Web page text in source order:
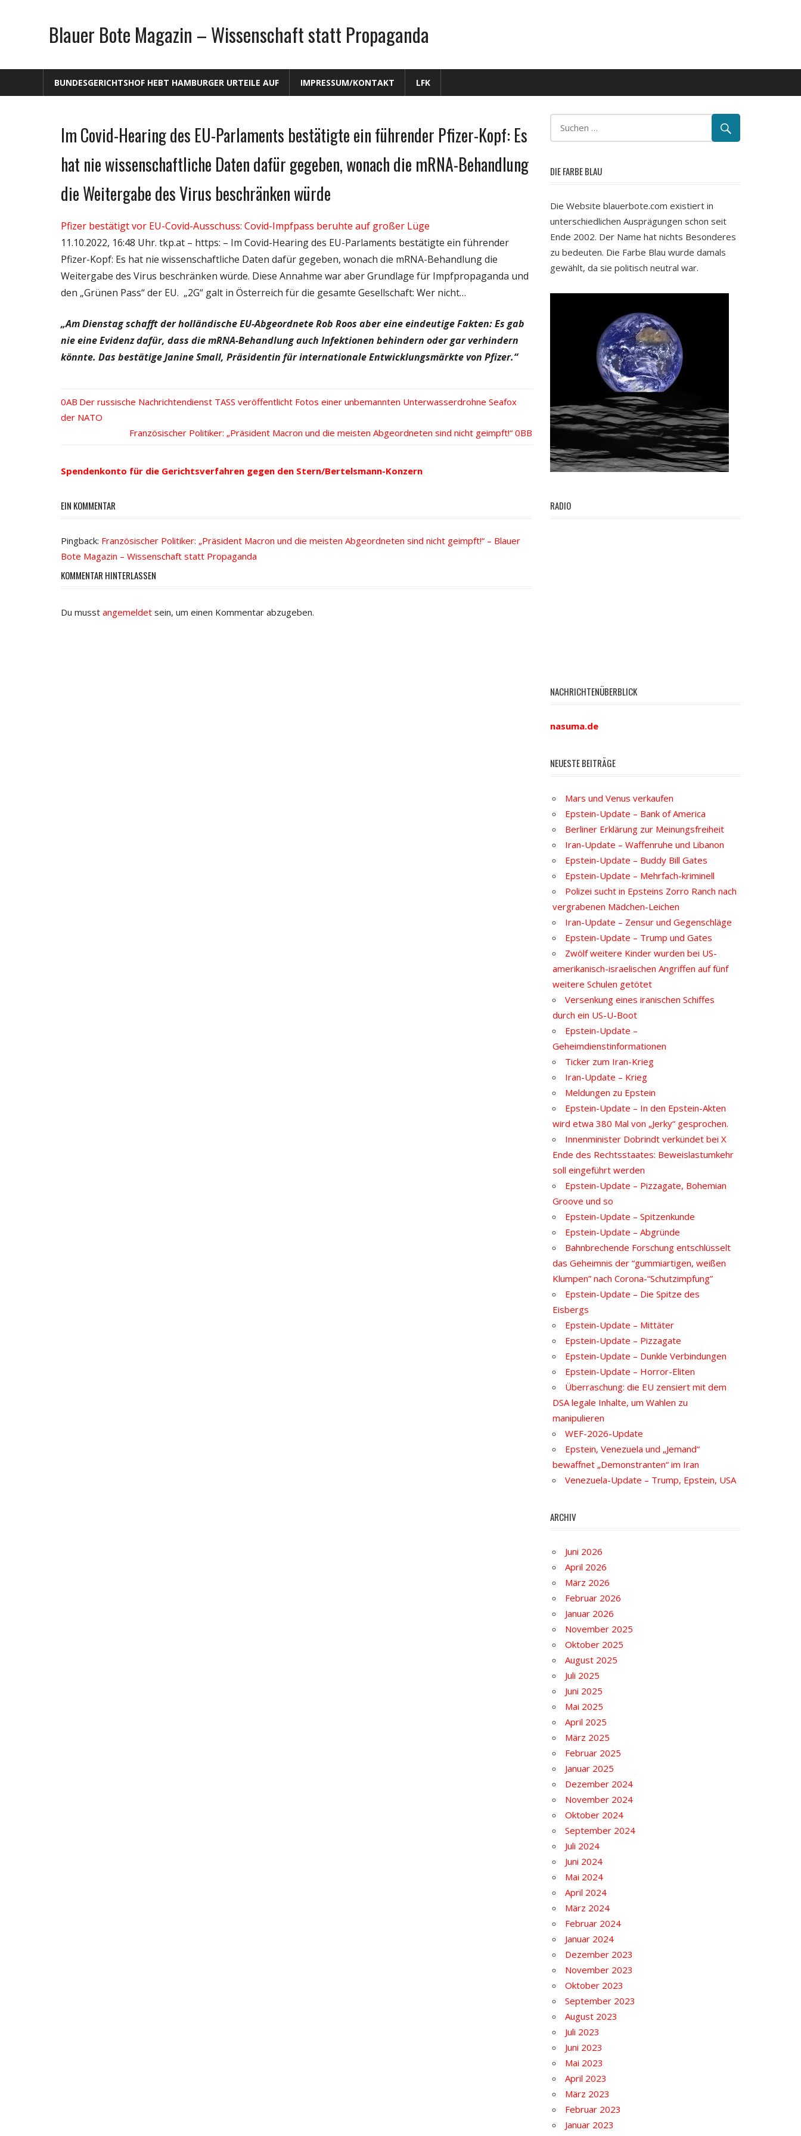
Blauer Bote Magazin – Wissenschaft statt Propaganda
BUNDESGERICHTSHOF HEBT HAMBURGER URTEILE AUF IMPRESSUM/KONTAKT LFK
Gesellschaft
Politik
Wirtschaft
Im Covid-Hearing des EU-Parlaments bestätigte ein führender Pfizer-Kopf: Es
hat nie wissenschaftliche Daten dafür gegeben, wonach die mRNA-Behandlung
die Weitergabe des Virus beschränken würde
Pfizer bestätigt vor EU-Covid-Ausschuss: Covid-Impfpass beruhte auf großer Lüge
11.10.2022, 16:48 Uhr. tkp.at – https: – Im Covid-Hearing des EU-Parlaments bestätigte ein führender
Pfizer-Kopf: Es hat nie wissenschaftliche Daten dafür gegeben, wonach die mRNA-Behandlung die
Weitergabe des Virus beschränken würde. Diese Annahme war aber Grundlage für Impfpropaganda und
den „Grünen Pass“ der EU. „2G“ galt in Österreich für die gesamte Gesellschaft: Wer nicht…
„Am Dienstag schafft der holländische EU-Abgeordnete Rob Roos aber eine eindeutige Fakten: Es gab
nie eine Evidenz dafür, dass die mRNA-Behandlung auch Infektionen behindern oder gar verhindern
könnte. Das bestätige Janine Small, Präsidentin für internationale Entwicklungsmärkte von Pfizer.“
Beitrags-
Navigation
Vorheriger
Beitrag:
Der russische Nachrichtendienst TASS veröffentlicht Fotos einer unbemannten Unterwasserdrohne Seafox
der NATO
Nächster
Französischer Politiker: „Präsident Macron und die meisten Abgeordneten sind nicht geimpft!“
Spendenkonto für die Gerichtsverfahren gegen den Stern/Bertelsmann-Konzern
EIN KOMMENTAR
Pingback: Französischer Politiker: „Präsident Macron und die meisten Abgeordneten sind nicht geimpft!“ – Blauer
Bote Magazin – Wissenschaft statt Propaganda
KOMMENTAR HINTERLASSEN
Du musst angemeldet sein, um einen Kommentar abzugeben.
DIE FARBE BLAU
Die Website blauerbote.com existiert in
unterschiedlichen Ausprägungen schon seit
Ende 2002. Der Name hat nichts Besonderes
zu bedeuten. Die Farbe Blau wurde damals
gewählt, da sie politisch neutral war.
RADIO
NACHRICHTENÜBERBLICK
nasuma.de
NEUESTE BEITRÄGE
Mars und Venus verkaufen
Epstein-Update – Bank of America
Berliner Erklärung zur Meinungsfreiheit
Iran-Update – Waffenruhe und Libanon
Epstein-Update – Buddy Bill Gates
Epstein-Update – Mehrfach-kriminell
Polizei sucht in Epsteins Zorro Ranch nach
vergrabenen Mädchen-Leichen
Iran-Update – Zensur und Gegenschläge
Epstein-Update – Trump und Gates
Zwölf weitere Kinder wurden bei US-
amerikanisch-israelischen Angriffen auf fünf
weitere Schulen getötet
Versenkung eines iranischen Schiffes
durch ein US-U-Boot
Epstein-Update –
Geheimdienstinformationen
Ticker zum Iran-Krieg
Iran-Update – Krieg
Meldungen zu Epstein
Epstein-Update – In den Epstein-Akten
wird etwa 380 Mal von „Jerky“ gesprochen.
Innenminister Dobrindt verkündet bei X
Ende des Rechtsstaates: Beweislastumkehr
soll eingeführt werden
Epstein-Update – Pizzagate, Bohemian
Groove und so
Epstein-Update – Spitzenkunde
Epstein-Update – Abgründe
Bahnbrechende Forschung entschlüsselt
das Geheimnis der “gummiartigen, weißen
Klumpen” nach Corona-“Schutzimpfung”
Epstein-Update – Die Spitze des
Eisbergs
Epstein-Update – Mittäter
Epstein-Update – Pizzagate
Epstein-Update – Dunkle Verbindungen
Epstein-Update – Horror-Eliten
Überraschung: die EU zensiert mit dem
DSA legale Inhalte, um Wahlen zu
manipulieren
WEF-2026-Update
Epstein, Venezuela und „Jemand“
bewaffnet „Demonstranten“ im Iran
Venezuela-Update – Trump, Epstein, USA
ARCHIV
Juni 2026
April 2026
März 2026
Februar 2026
Januar 2026
November 2025
Oktober 2025
August 2025
Juli 2025
Juni 2025
Mai 2025
April 2025
März 2025
Februar 2025
Januar 2025
Dezember 2024
November 2024
Oktober 2024
September 2024
Juli 2024
Juni 2024
Mai 2024
April 2024
März 2024
Februar 2024
Januar 2024
Dezember 2023
November 2023
Oktober 2023
September 2023
August 2023
Juli 2023
Juni 2023
Mai 2023
April 2023
März 2023
Februar 2023
Januar 2023